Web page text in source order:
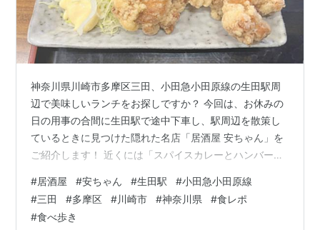
神奈川県川崎市多摩区三田、小田急小田原線の生田駅周
辺で美味しいランチをお探しですか？ 今回は、お休みの
日の用事の合間に生田駅で途中下車し、駅周辺を散策し
ているときに見つけた隠れた名店「居酒屋 安ちゃん」を
ご紹介します！ 近くには「スパイスカレーとハンバーグ
morigen1.hatenablog.com morigen1.hatenablog.com
「居酒屋 安ちゃん」の店内の雰囲気 店内に入ると、すで
にお昼時ということもあり先客が5組ほど賑わっていまし
#居酒屋 #安ちゃん #生田駅 #小田急小田原線
#三田 #多摩区 #川崎市 #神奈川県 #食レポ
#食べ歩き